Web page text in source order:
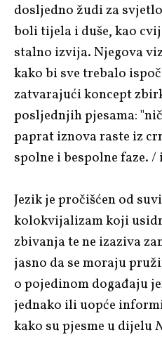
dosljedno žudi za
boli tijela i duše, kao
stalno izvija. Njegova
kako bi sve trebalo
zatvarajući koncept
posljednjih pjesama:
paprat iznova raste iz
spolne i bespolne faze. /
Jezik je pročišćen od
kolokvijalizam koji
zbivanja te ne izaziva
jasno da se moraju
o pojedinom događaju
jednako ili uopće
kako su pjesme u dijelu